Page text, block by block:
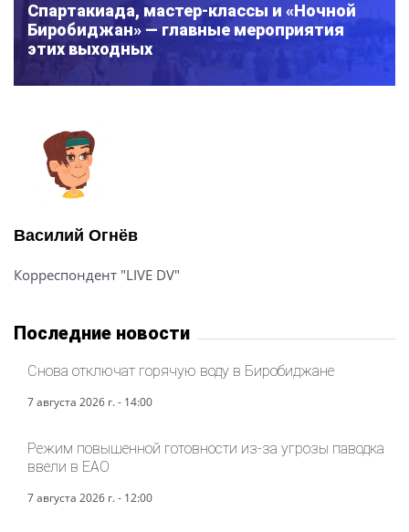
Спартакиада, мастер-классы и «Ночной
Биробиджан» — главные мероприятия
этих выходных
Василий Огнёв
Корреспондент "LIVE DV"
Последние новости
Снова отключат горячую воду в Биробиджане
7 августа 2026 г. - 14:00
Режим повышенной готовности из-за угрозы паводка
ввели в ЕАО
7 августа 2026 г. - 12:00